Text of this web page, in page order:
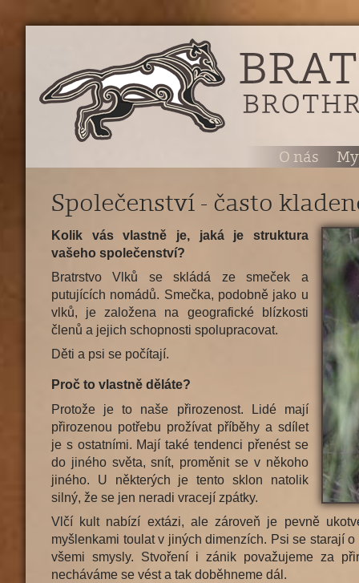
O nás
Společenství - často
Kolik vás vlastně je, jaká je struktura
vašeho společenství?
Bratrstvo Vlků se skládá ze smeček a
putujících nomádů. Smečka, podobně jako u
vlků, je založena na geografické blízkosti
členů a jejich schopnosti spolupracovat.
Děti a psi se počítají.
Proč to vlastně děláte?
Protože je to naše přirozenost. Lidé mají
přirozenou potřebu prožívat příběhy a sdílet
je s ostatními. Mají také tendenci přenést se
do jiného světa, snít, proměnit se v někoho
jiného. U některých je tento sklon natolik
silný, že se jen neradi vracejí zpátky.
Vlčí kult nabízí extázi, ale zároveň je pevně
myšlenkami toulat v jiných dimenzích. Psi se starají
všemi smysly. Stvoření i zánik považujeme za
necháváme se vést a tak doběhneme dál.